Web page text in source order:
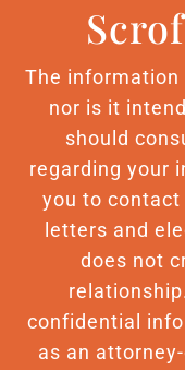
The information
nor is it
should
regarding your
you to contact
letters and
does not
confidential
as an